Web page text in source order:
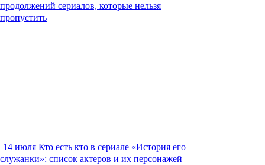
продолжений сериалов, которые нельзя
пропустить
14 июля Кто есть кто в сериале «История его
служанки»: список актеров и их персонажей